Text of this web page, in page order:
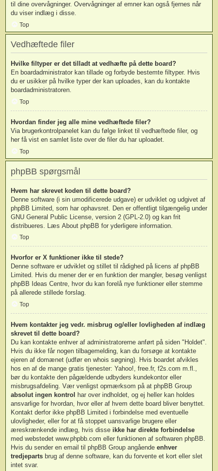
til dine overvågninger. Overvågninger af emner kan også fjernes når
du viser indlæg i disse.
Top
Vedhæftede filer
Hvilke filtyper er det tilladt at vedhæfte på dette board?
En boardadministrator kan tillade og forbyde bestemte filtyper. Hvis
du er usikker på hvilke typer der kan uploades, kan du kontakte
boardadministratoren.
Top
Hvordan finder jeg alle mine vedhæftede filer?
Via brugerkontrolpanelet kan du følge linket til vedhæftede filer, og
her få vist en samlet liste over de filer du har uploadet.
Top
phpBB spørgsmål
Hvem har skrevet koden til dette board?
Denne software (i sin umodificerede udgave) er udviklet og udgivet af
phpBB Limited , som har ophavsret. Den er offentligt tilgængelig under
GNU General Public License, version 2 (GPL-2.0) og kan frit
distribueres. Læs About phpBB for yderligere information.
Top
Hvorfor er X funktioner ikke til stede?
Denne software er udviklet og stillet til rådighed på licens af phpBB
Limited. Hvis du mener der er en funktion der mangler, besøg venligst
phpBB Ideas Centre, hvor du kan forelå nye funktioner eller stemme
på allerede stillede forslag.
Top
Hvem kontakter jeg vedr. misbrug og/eller lovligheden af indlæg
skrevet til dette board?
Du kan kontakte enhver af administratorerne anført på siden "Holdet".
Hvis du ikke får nogen tilbagemelding, kan du forsøge at kontakte
ejeren af domænet (udfør en whois søgning). Hvis boardet afvikles
hos en af de mange gratis tjenester: Yahoo!, free.fr, f2s.com m.fl.,
bør du kontakte den pågældende udbyders kundekontor eller
misbrugsafdeling. Vær venligst opmærksom på at phpBB Group
absolut ingen kontrol
har over indholdet, og ej heller kan holdes
ansvarlige for hvordan, hvor eller af hvem dette board bliver benyttet.
Kontakt derfor ikke phpBB Limited i forbindelse med eventuelle
ulovligheder, eller for at få stoppet uansvarlige brugere eller
æreskrænkende indlæg, hvis disse ikke har direkte forbindelse
med webstedet www.phpbb.com eller funktionen af softwaren phpBB.
Hvis du sender en email til phpBB Group angående enhver
tredjeparts brug af denne software, kan du forvente et kort eller slet
intet svar.